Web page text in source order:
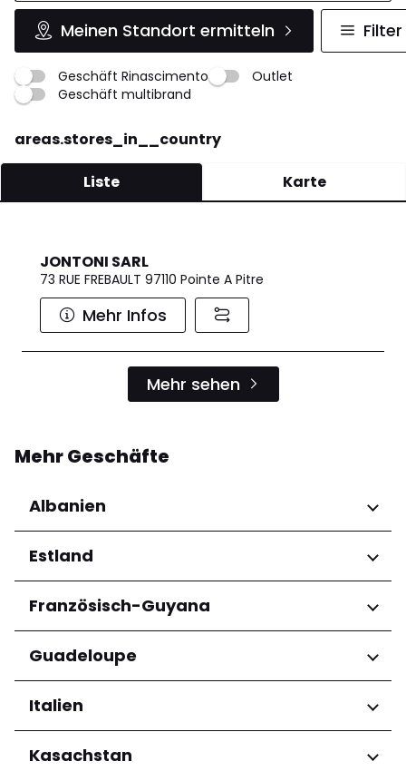
Meinen Standort ermitteln Filter
Geschäft Rinascimento
Outlet
Geschäft multibrand
areas.stores_in__country
Liste Karte
JONTONI SARL
73 RUE FREBAULT 97110 Pointe A Pitre
Mehr Infos
Mehr sehen
Mehr Geschäfte
Albanien
Regionen
Qarku i Tiranës
Estland
Regionen
Harju maakond
Tartu maakond
Französisch-Guyana
Regionen
Arrondissement de Cayenne
Guadeloupe
Regionen
Grande-Terre
Italien
Regionen
Kasachstan